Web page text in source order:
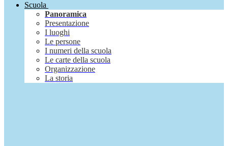
Scuola
Panoramica
Presentazione
I luoghi
Le persone
I numeri della scuola
Le carte della scuola
Organizzazione
La storia